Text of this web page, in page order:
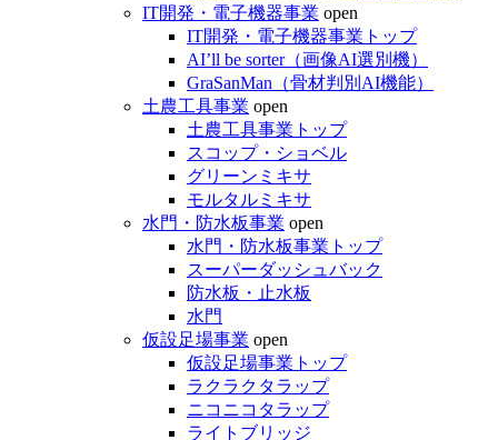
IT開発・電子機器事業 open
IT開発・電子機器事業トップ
AI’ll be sorter（画像AI選別機）
GraSanMan（骨材判別AI機能）
土農工具事業 open
土農工具事業トップ
スコップ・ショベル
グリーンミキサ
モルタルミキサ
水門・防水板事業 open
水門・防水板事業トップ
スーパーダッシュバック
防水板・止水板
水門
仮設足場事業 open
仮設足場事業トップ
ラクラクタラップ
ニコニコタラップ
ライトブリッジ